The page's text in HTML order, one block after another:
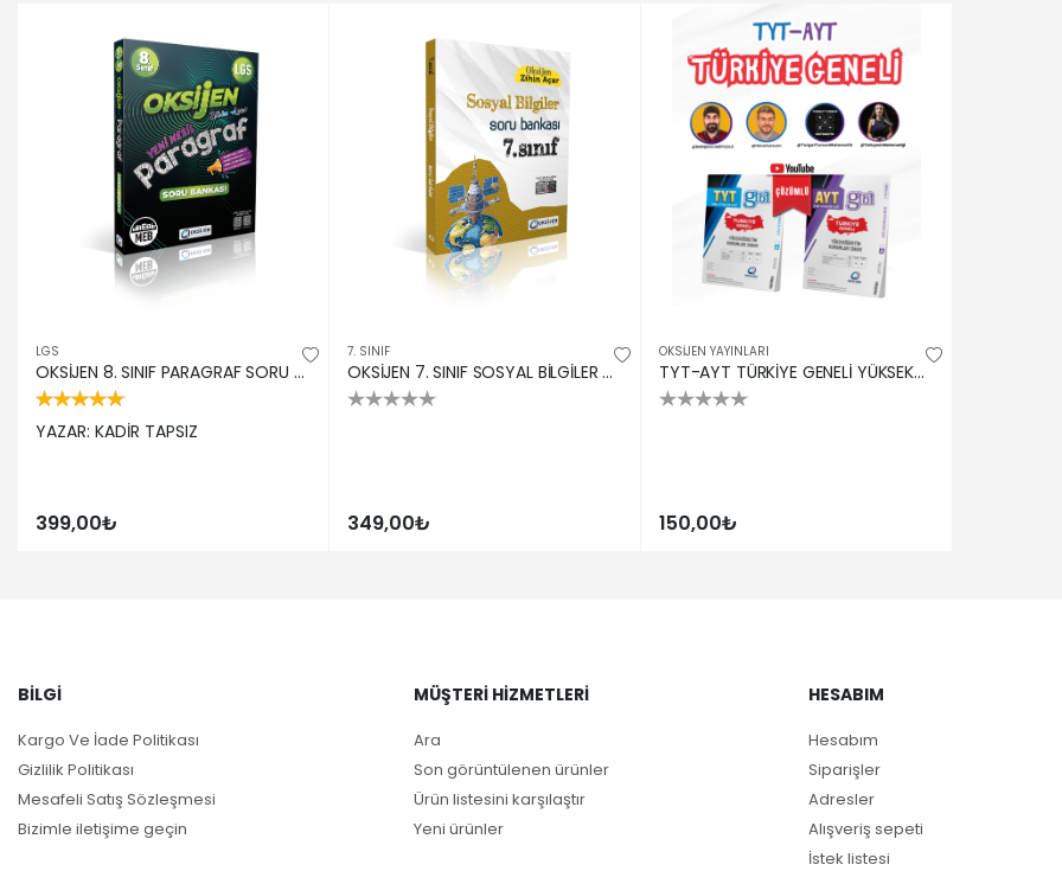
LGS
OKSİJEN 8. SINIF PARAGRAF SORU BANKASI
YAZAR: KADİR TAPSIZ
399,00₺
7. SINIF
OKSİJEN 7. SINIF SOSYAL BİLGİLER SORU BANKASI
349,00₺
OKSİJEN YAYINLARI
TYT-AYT TÜRKİYE GENELİ YÜKSEKÖĞRETİM KURUMLARI SINAVI
150,00₺
BILGI
Kargo Ve İade Politikası
Gizlilik Politikası
Mesafeli Satış Sözleşmesi
Bizimle iletişime geçin
MÜŞTERI HIZMETLERI
Ara
Son görüntülenen ürünler
Ürün listesini karşılaştır
Yeni ürünler
HESABIM
Hesabım
Siparişler
Adresler
Alışveriş sepeti
İstek listesi